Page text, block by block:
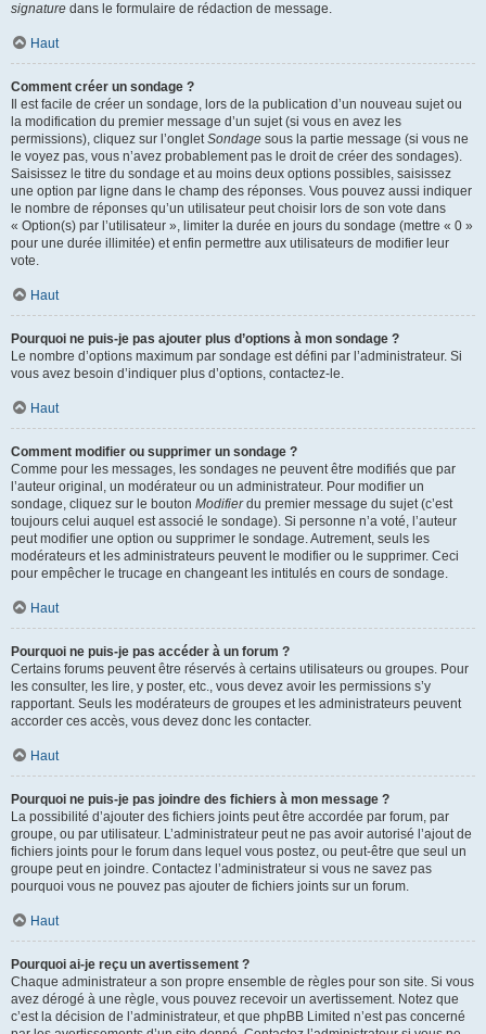
signature dans le formulaire de rédaction de message.
Haut
Comment créer un sondage ?
Il est facile de créer un sondage, lors de la publication d’un nouveau sujet ou
la modification du premier message d’un sujet (si vous en avez les
permissions), cliquez sur l’ongletSondage sous la partie message (si vous ne
le voyez pas, vous n’avez probablement pas le droit de créer des sondages).
Saisissez le titre du sondage et au moins deux options possibles, saisissez
une option par ligne dans le champ des réponses. Vous pouvez aussi indiquer
le nombre de réponses qu’un utilisateur peut choisir lors de son vote dans
« Option(s) par l’utilisateur », limiter la durée en jours du sondage (mettre « 0 »
pour une durée illimitée) et enfin permettre aux utilisateurs de modifier leur
vote.
Haut
Pourquoi ne puis-je pas ajouter plus d’options à mon sondage ?
Le nombre d’options maximum par sondage est défini par l’administrateur. Si
vous avez besoin d’indiquer plus d’options, contactez-le.
Haut
Comment modifier ou supprimer un sondage ?
Comme pour les messages, les sondages ne peuvent être modifiés que par
l’auteur original, un modérateur ou un administrateur. Pour modifier un
sondage, cliquez sur le bouton Modifierdu premier message du sujet (c’est
toujours celui auquel est associé le sondage). Si personne n’a voté, l’auteur
peut modifier une option ou supprimer le sondage. Autrement, seuls les
modérateurs et les administrateurs peuvent le modifier ou le supprimer. Ceci
pour empêcher le trucage en changeant les intitulés en cours de sondage.
Haut
Pourquoi ne puis-je pas accéder à un forum ?
Certains forums peuvent être réservés à certains utilisateurs ou groupes. Pour
les consulter, les lire, y poster, etc., vous devez avoir les permissions s’y
rapportant. Seuls les modérateurs de groupes et les administrateurs peuvent
accorder ces accès, vous devez donc les contacter.
Haut
Pourquoi ne puis-je pas joindre des fichiers à mon message ?
La possibilité d’ajouter des fichiers joints peut être accordée par forum, par
groupe, ou par utilisateur. L’administrateur peut ne pas avoir autorisé l’ajout de
fichiers joints pour le forum dans lequel vous postez, ou peut-être que seul un
groupe peut en joindre. Contactez l’administrateur si vous ne savez pas
pourquoi vous ne pouvez pas ajouter de fichiers joints sur un forum.
Haut
Pourquoi ai-je reçu un avertissement ?
Chaque administrateur a son propre ensemble de règles pour son site. Si vous
avez dérogé à une règle, vous pouvez recevoir un avertissement. Notez que
c’est la décision de l’administrateur, et que phpBB Limited n’est pas concerné